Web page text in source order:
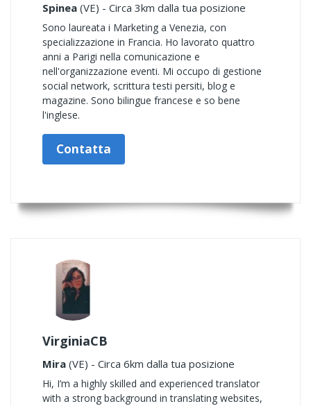
Spinea (VE) - Circa 3km dalla tua posizione
Sono laureata i Marketing a Venezia, con
specializzazione in Francia. Ho lavorato quattro
anni a Parigi nella comunicazione e
nell'organizzazione eventi. Mi occupo di gestione
social network, scrittura testi persiti, blog e
magazine. Sono bilingue francese e so bene
l'inglese.
Contatta
VirginiaCB
Mira (VE) - Circa 6km dalla tua posizione
Hi, I’m a highly skilled and experienced translator
with a strong background in translating websites,